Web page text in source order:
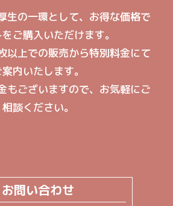
生の一環として、お得な価格で
ご購入いただけます。
以上での販売から特別料金にて
案内いたします。
もございますので、お気軽にご
相談ください。
お問い合わせ